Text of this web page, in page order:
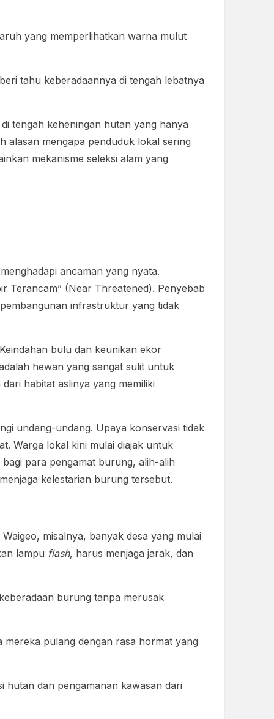
yang memperlihatkan warna mulut
tahu keberadaannya di tengah lebatnya
tengah keheningan hutan yang hanya
alasan mengapa penduduk lokal sering
mekanisme seleksi alam yang
ancaman yang nyata.
Terancam” (Near Threatened). Penyebab
infrastruktur yang tidak
bulu dan keunikan ekor
hewan yang sangat sulit untuk
habitat aslinya yang memiliki
undang-undang. Upaya konservasi tidak
Warga lokal kini mulai diajak untuk
para pengamat burung, alih-alih
kelestarian burung tersebut.
misalnya, banyak desa yang mulai
lampu flash, harus menjaga jarak, dan
burung tanpa merusak
pulang dengan rasa hormat yang
hutan dan pengamanan kawasan dari